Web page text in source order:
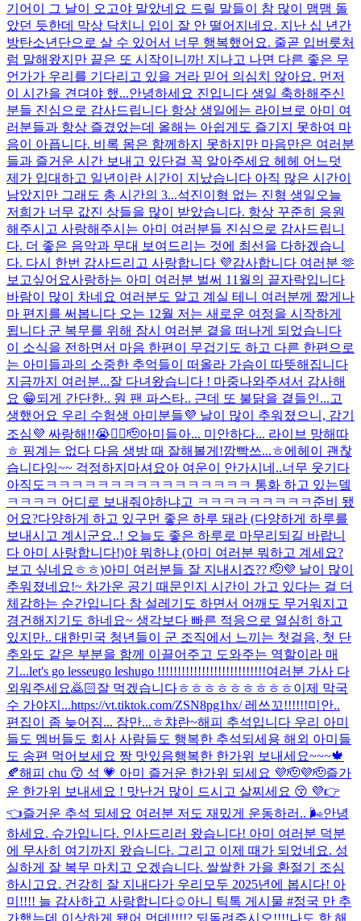
기어이 그 날이 오고야 말았네요 드릴 말들이 참 많이 맴맴 돌
았던 듯한데 막상 닥치니 입이 잘 안 떨어지네요. 지난 십 년간
방탄소년단으로 살 수 있어서 너무 행복했어요. 줄곧 입버릇처
럼 말해왔지만 끝은 또 시작이니까! 지나고 나면 다른 좋은 무
언가가 우리를 기다리고 있을 거라 믿어 의심치 않아요. 먼저
이 시간을 견뎌야 했...안녕하세요 진입니다 생일 축하해주신
분들 진심으로 감사드립니다 항상 생일에는 라이브로 아미 여
러분들과 항상 즐겼었는데 올해는 아쉽게도 즐기지 못하여 마
음이 아픕니다. 비록 몸은 함께하지 못하지만 마음만은 여러분
들과 즐거운 시간 보내고 있단걸 꼭 알아주세요 헤헤 어느덧
제가 입대하고 일년이란 시간이 지났습니다 아직 많은 시간이
남았지만 그래도 총 시간의 3...석진이형 없는 진형 생일 오늘
저희가 너무 값진 상들을 많이 받았습니다. 항상 꾸준히 응원
해주시고 사랑해주시는 아미 여러분들 진심으로 감사드립니
다. 더 좋은 음악과 무대 보여드리는 것에 최선을 다하겠습니
다. 다시 한번 감사드리고 사랑합니다 💜감사합니다 여러분 🫶
보고싶어요사랑하는 아미 여러분 벌써 11월의 끝자락입니다
바람이 많이 차네요 여러분도 알고 계실 테니 여러분께 짧게나
마 편지를 써봅니다 오는 12월 저는 새로운 여정을 시작하게
됩니다 군 복무를 위해 잠시 여러분 곁을 떠나게 되었습니다
이 소식을 전하면서 마음 한편이 무겁기도 하고 다른 한편으로
는 아미들과의 소중한 추억들이 떠올라 가슴이 따뜻해집니다
지금까지 여러분...잘 다녀왔습니다 ! 마중나와주셔서 감사해
요 😁되게 간단한.. 원 팬 파스타.. 근데 또 불닭을 곁들인...고
생했어요 우리 수험생 아미분들💜 날이 많이 추워졌으니, 감기
조심💜 싸랑해!!😭❤️‍🔥🫡아미들아... 미안하다... 라이브 망해따
ㅎ 핑계는 없다 다음 생방 때 잘해볼게!깜빡쓰...ㅎ에헤이 괜찮
습니다잉~~ 걱정하지마셔요아 여운이 안가시네..너무 웃기다
아직도 ㅋㅋㅋㅋㅋㅋㅋㅋㅋㅋㅋㅋ ㅋㅋㅋㅋ 통화 하고 있는뎈
ㅋㅋㅋㅋ 어디로 보내줘야하냐고 ㅋㅋㅋㅋㅋㅋㅋㅋㅋ 준비 됐
어요?다양하게 하고 있구먼 좋은 하루 돼라 (다양하게 하루를
보내시고 계시군요..! 오늘도 좋은 하루로 마무리되길 바랍니
다 아미 사랑합니다!)야 뭐하냐 (아미 여러분 뭐하고 계세요?
보고 싶네요ㅎㅎ)아미 여러분들 잘 지내시죠?? 🫡💜 날이 많이
추워졌네요!~ 차가운 공기 때문인지 시간이 가고 있다는 걸 더
체감하는 순간입니다 참 설레기도 하면서 어깨도 무거워지고
경건해지기도 하네요~ 생각보다 빠른 적응으로 열심히 하고
있지만.. 대한민국 청년들이 군 조직에서 느끼는 첫걸음, 첫 단
추와도 같은 부분을 함께 이끌어주고 도와주는 역할이라 매
기...let's go lesseugo leshugo !!!!!!!!!!!!!!!!!!!!!!!!!!!여러분 가사 다
외워주세요🙇🏻잘 먹겠습니다ㅎㅎㅎㅎㅎㅎㅎㅎㅎ이제 막국
수 가야지...https://vt.tiktok.com/ZSN8pg1hx/ 레쓰꼬!!!!!!미안..
편집이 좀 늦어짐... 잠만...ㅎ챠란~해피 추석입니다 우리 아미
들도 멤버들도 회사 사람들도 행복한 추석되세용 해외 아미들
도 송편 먹어보세요 짱 맛있음행복한 한가위 보내세요~~~🍁
🍂해피 chu 😙 석 💗 아미 즐거운 한가위 되세요 💜🫡💜🫡즐가
운 한가위 보내세요 ! 맛난거 많이 드시고 살찌세요 😚 💜👉
👈즐거운 추석 되세요 여러분 저도 재밌게 운동하러.. 🌬안녕
하세요. 슈가입니다. 인사드리러 왔습니다! 아미 여러분 덕분
에 무사히 여기까지 왔습니다. 그리고 이제 때가 되었네요. 성
실하게 잘 복무 마치고 오겠습니다. 쌀쌀한 가을 환절기 조심
하시고요. 건강히 잘 지내다가 우리모두 2025년에 봅시다! 아
미!!!! 늘 감사하고 사랑합니다☺️ 아니 틱톡 게시물 #정국 만 추
가했는데 이상하게 됐어 먼데!!!!? 되돌려주시오!!!!나도 함 해